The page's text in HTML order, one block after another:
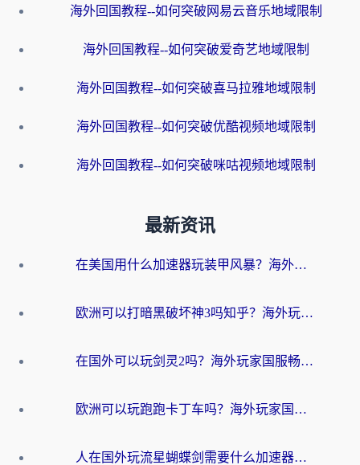
海外回国教程--如何突破网易云音乐地域限制
海外回国教程--如何突破爱奇艺地域限制
海外回国教程--如何突破喜马拉雅地域限制
海外回国教程--如何突破优酷视频地域限制
海外回国教程--如何突破咪咕视频地域限制
最新资讯
在美国用什么加速器玩装甲风暴？海外玩家亲测有效的国服游戏加速指南
欧洲可以打暗黑破坏神3吗知乎？海外玩家国服游戏加速终极指南
在国外可以玩剑灵2吗？海外玩家国服畅玩终极指南（附永恒之塔明日方舟加速方案）
欧洲可以玩跑跑卡丁车吗？海外玩家国服游戏畅玩终极指南（附QQ炫舞剑网3解决方案）
人在国外玩流星蝴蝶剑需要什么加速器？老玩家亲测的终极解决方案